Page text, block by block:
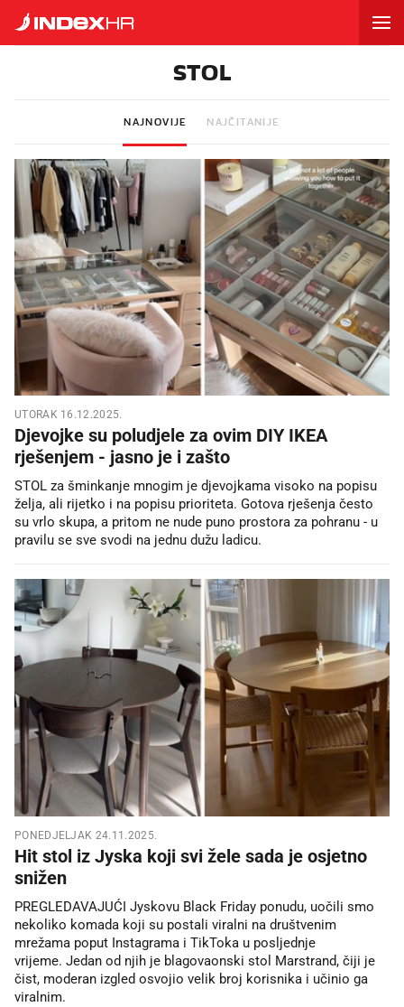
STOL
NAJNOVIJE NAJČITANIJE
UTORAK 16.12.2025.
Djevojke su poludjele za ovim DIY IKEA
rješenjem - jasno je i zašto
STOL za šminkanje mnogim je djevojkama visoko na popisu
želja, ali rijetko i na popisu prioriteta. Gotova rješenja često
su vrlo skupa, a pritom ne nude puno prostora za pohranu - u
pravilu se sve svodi na jednu dužu ladicu.
PONEDJELJAK 24.11.2025.
Hit stol iz Jyska koji svi žele sada je osjetno
snižen
PREGLEDAVAJUĆI Jyskovu Black Friday ponudu, uočili smo
nekoliko komada koji su postali viralni na društvenim
mrežama poput Instagrama i TikToka u posljednje
vrijeme. Jedan od njih je blagovaonski stol Marstrand, čiji je
čist, moderan izgled osvojio velik broj korisnika i učinio ga
viralnim.